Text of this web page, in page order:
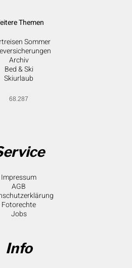
Themen
Sommer
Archiv
Bed & Ski
Skiurlaub
68.287
Impressum
AGB
Fotorechte
Jobs
Info